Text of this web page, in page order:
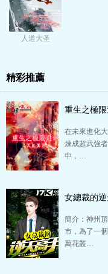
人道大圣
精彩推薦
重生之極
在未來進化
煉成超武強
中，…
女總裁的
簡介：神州
市，為了一
萬花叢…